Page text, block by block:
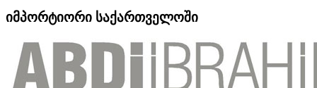
იმპორტიორი საქართველოში